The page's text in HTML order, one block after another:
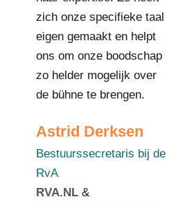
r
t
a
r
i
j
e
R
zich onze specifieke taal
eigen gemaakt en helpt
ons om onze boodschap
zo helder mogelijk over
de bühne te brengen.
Astrid Derksen
Bestuurssecretaris bij de
RvA
RVA.NL &